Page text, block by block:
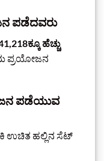
ಪಡೆದವರು
ಹೆಚ್ಚು
ಪ್ರಯೋಜನ
ಪಡೆಯುವ
ಉಚಿತ ಹಲ್ಲಿನ ಸೆಟ್